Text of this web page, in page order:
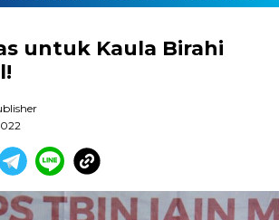
untuk Kaula Birahi